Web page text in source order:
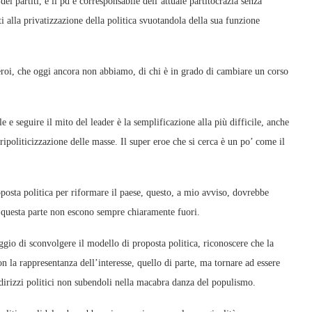
privatizzazione della politica svuotandola della sua funzione
che oggi ancora non abbiamo, di chi è in grado di cambiare un corso
e seguire il mito del leader è la semplificazione alla più difficile, anche
delle masse. Il super eroe che si cerca è un po’ come il
politica per riformare il paese, questo, a mio avviso, dovrebbe
parte non escono sempre chiaramente fuori.
di sconvolgere il modello di proposta politica, riconoscere che la
la rappresentanza dell’interesse, quello di parte, ma tornare ad essere
politici non subendoli nella macabra danza del populismo.